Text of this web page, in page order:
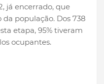
já encerrado, que
população. Dos 738
etapa, 95% tiveram
ocupantes.